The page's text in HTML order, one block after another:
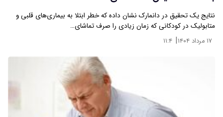
نتایج یک تحقیق در دانمارک نشان داده که خطر ابتلا به بیماری‌های قلبی و
متابولیک در کودکانی که زمان زیادی را صرف تماشای…
۱۷ مرداد ۱۴۰۴ | ۱۱:۴